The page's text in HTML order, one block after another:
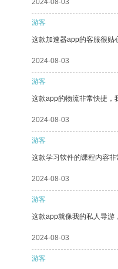
2024-08-03
游客
这款加速器app的客服很贴
2024-08-03
游客
这款app的物流非常快捷，
2024-08-03
游客
这款学习软件的课程内容
2024-08-03
游客
这款app就像我的私人导游
2024-08-03
游客